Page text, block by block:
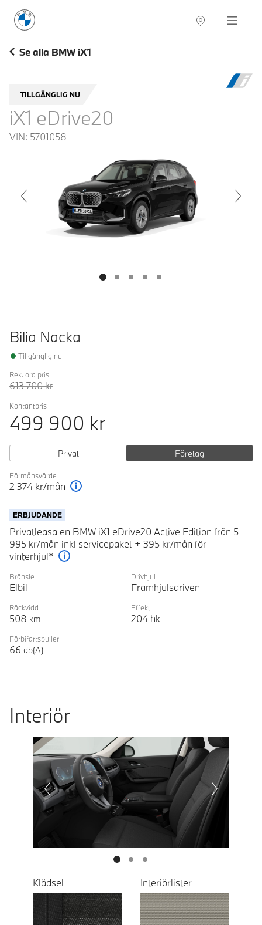
BMW Sverige Navigation
Se alla BMW iX1
TILLGÄNGLIG NU
iX1 eDrive20
VIN: 5701058
Bilia Nacka
Tillgänglig nu
Rek. ord pris
613 700kr
Kontantpris
499 900 kr
Privat Företag
Förmånsvärde
2 374 kr/mån
ERBJUDANDE
Privatleasa en BMW iX1 eDrive20 Active Edition från 5
995 kr/mån inkl servicepaket + 395 kr/mån för
vinterhjul*
Bränsle
Elbil
Drivhjul
Framhjulsdriven
Räckvidd
508 km
Effekt
204 hk
Förbifartsbuller
66 db(A)
Interiör
Next
Klädsel Interiörlister